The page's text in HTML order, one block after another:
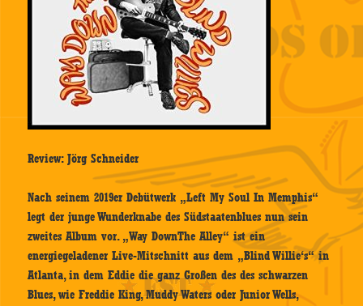
Review: Jörg Schneider
Nach seinem 2019er Debütwerk „Left My Soul In Memphis“
legt der junge Wunderknabe des Südstaatenblues nun sein
zweites Album vor. „Way DownThe Alley“ ist ein
energiegeladener Live-Mitschnitt aus dem „Blind Willie‘s“ in
Atlanta, in dem Eddie die ganz Großen des des schwarzen
Blues, wie Freddie King, Muddy Waters oder Junior Wells,